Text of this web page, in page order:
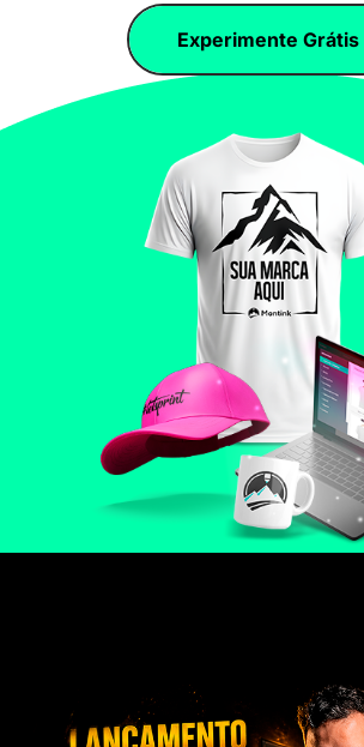
Experimente Grátis